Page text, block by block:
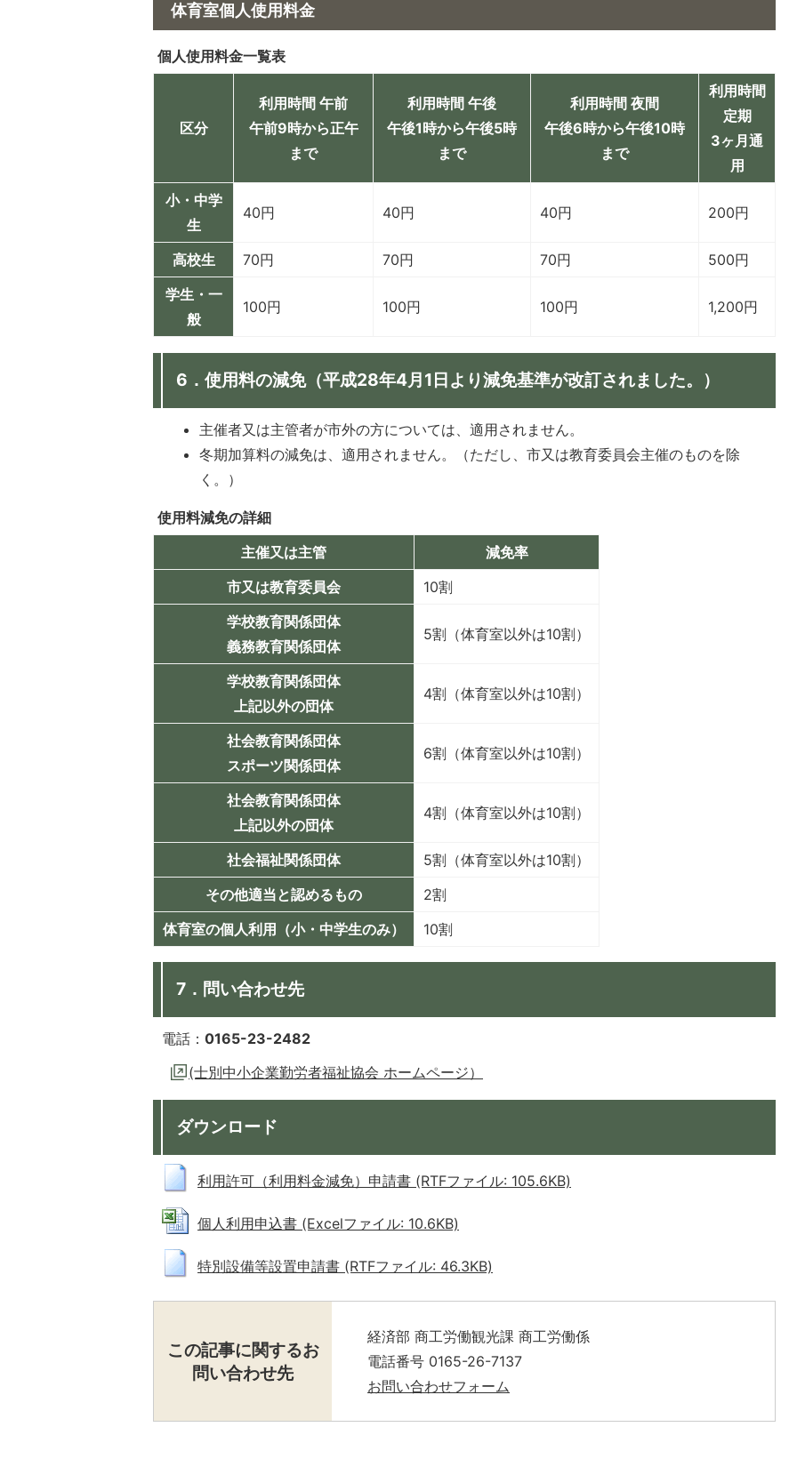
体育室個人使用料金
個人使用料金一覧表
区分
利用時間 午前
午前9時から正午
まで
利用時間 午後
午後1時から午後5時
まで
利用時間 夜間
午後6時から午後10時
まで
利用時間
定期
3ヶ月通
用
小・中学
生
40円 40円 40円 200円
高校生 70円 70円 70円
500円
学生・一
般
100円 100円 100円 1,200円
6．使用料の減免（平成28年4月1日より減免基準が改訂されました。）
主催者又は主管者が市外の方については、適用されません。
冬期加算料の減免は、適用されません。（ただし、市又は教育委員会主催のものを除
く。）
使用料減免の詳細
主催又は主管
減免率
市又は教育委員会
10割
学校教育関係団体
義務教育関係団体
5割（体育室以外は10割）
学校教育関係団体
上記以外の団体
4割（体育室以外は10割）
社会教育関係団体
スポーツ関係団体
6割（体育室以外は10割）
社会教育関係団体
上記以外の団体
4割（体育室以外は10割）
社会福祉関係団体
5割（体育室以外は10割）
その他適当と認めるもの
2割
体育室の個人利用（小・中学生のみ）
10割
7．問い合わせ先
電話： 0165-23-2482
(士別中小企業勤労者福祉協会 ホームページ）
ダウンロード
利用許可（利用料金減免）申請書 (RTFファイル: 105.6KB)
個人利用申込書 (Excelファイル: 10.6KB)
特別設備等設置申請書 (RTFファイル: 46.3KB)
この記事に関するお
問い合わせ先
経済部 商工労働観光課 商工労働係
電話番号 0165-26-7137
お問い合わせフォーム